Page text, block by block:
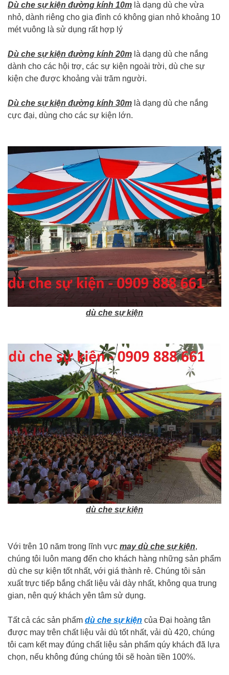
Dù che sự kiện đường kính 10m là dạng dù che vừa
nhỏ, dành riêng cho gia đình có không gian nhỏ khoảng 10
mét vuông là sử dụng rất hợp lý
Dù che sự kiện đường kính 20m là dạng dù che nắng
dành cho các hội trợ, các sự kiện ngoài trời, dù che sự
kiện che được khoảng vài trăm người.
Dù che sự kiện đường kính 30m là dạng dù che nắng
cực đại, dùng cho các sự kiện lớn.
dù che sự kiện
dù che sự kiện
Với trên 10 năm trong lĩnh vực may dù che sự kiện,
chúng tôi luôn mang đến cho khách hàng những sản phẩm
dù che sự kiện tốt nhất, với giá thành rẻ. Chúng tôi sản
xuất trực tiếp bắng chất liệu vải dày nhất, không qua trung
gian, nên quý khách yên tâm sử dụng.
Tất cả các sản phẩm dù che sự kiện của Đại hoàng tân
được may trên chất liệu vải dù tốt nhất, vải dù 420, chúng
tôi cam kết may đúng chất liệu sản phẩm qúy khách đã lựa
chọn, nếu không đúng chúng tôi sẽ hoàn tiền 100%.